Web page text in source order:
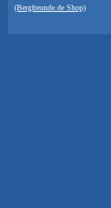
(Bergfreunde.de Shop)